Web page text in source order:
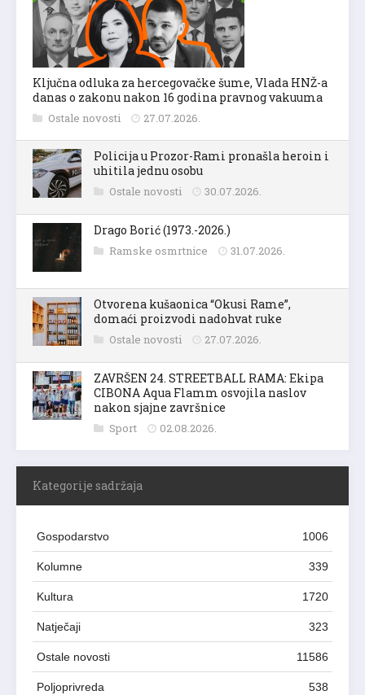
Ključna odluka za hercegovačke šume, Vlada HNŽ-a
danas o zakonu nakon 16 godina pravnog vakuuma
Ostale novosti 27.07.2026.
Policija u Prozor-Rami pronašla heroin i
uhitila jednu osobu
Ostale novosti 30.07.2026.
Drago Borić (1973.-2026.)
Ramske osmrtnice 31.07.2026.
Otvorena kušaonica “Okusi Rame”,
domaći proizvodi nadohvat ruke
Ostale novosti 27.07.2026.
ZAVRŠEN 24. STREETBALL RAMA: Ekipa
CIBONA Aqua Flamm osvojila naslov
nakon sjajne završnice
Sport 02.08.2026.
Kategorije sadržaja
Gospodarstvo 1006
Kolumne 339
Kultura 1720
Natječaji 323
Ostale novosti 11586
Poljoprivreda 538